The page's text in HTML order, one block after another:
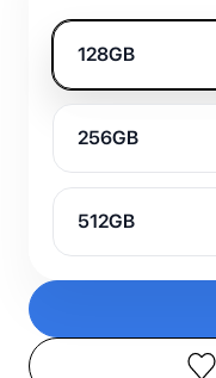
128GB
256GB
512GB